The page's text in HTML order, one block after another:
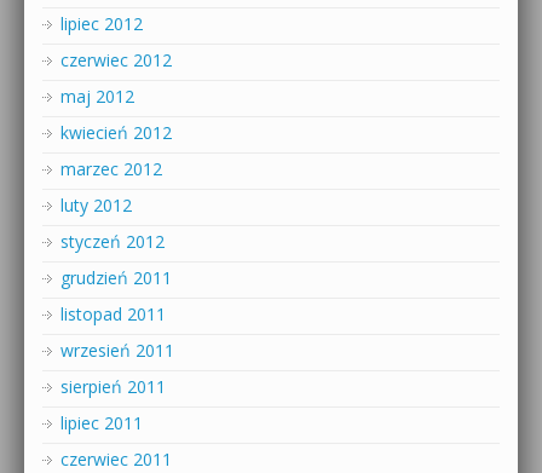
lipiec 2012
czerwiec 2012
maj 2012
kwiecień 2012
marzec 2012
luty 2012
styczeń 2012
grudzień 2011
listopad 2011
wrzesień 2011
sierpień 2011
lipiec 2011
czerwiec 2011